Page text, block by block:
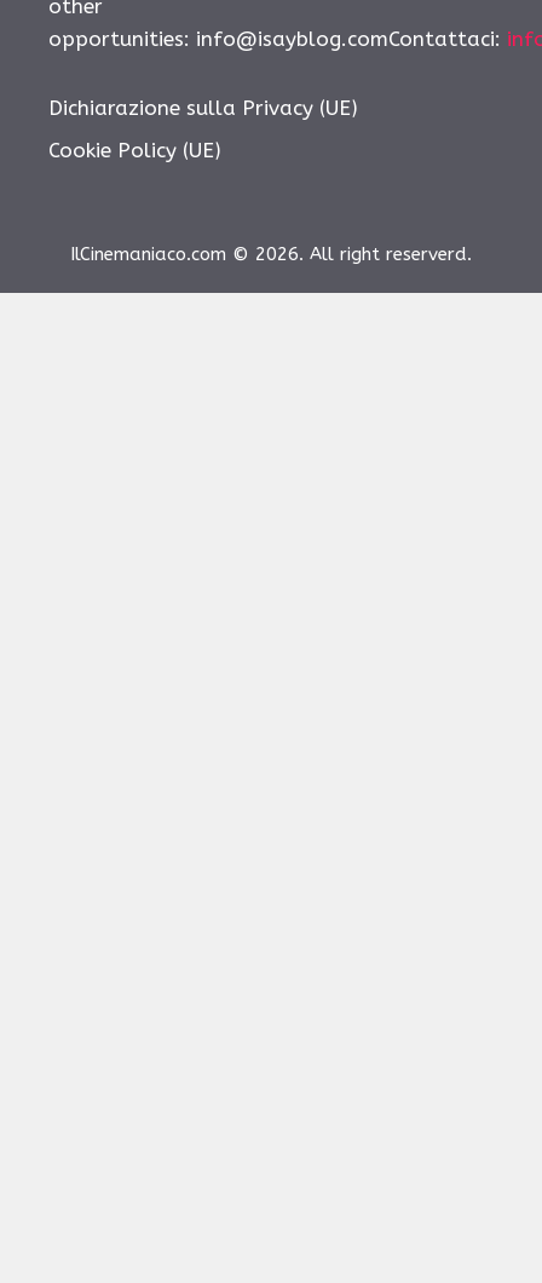
other
opportunities: info@isayblog.comContattaci:
Dichiarazione sulla Privacy (UE)
Cookie Policy (UE)
IlCinemaniaco.com © 2026. All right reserverd.